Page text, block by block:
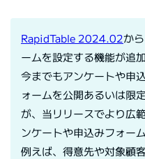
RapidTable 2024.02か
ームを設定する機能が追
今までもアンケートや申
ォームを公開あるいは限
が、当リリースでより広
ンケートや申込みフォー
例えば、得意先や対象顧